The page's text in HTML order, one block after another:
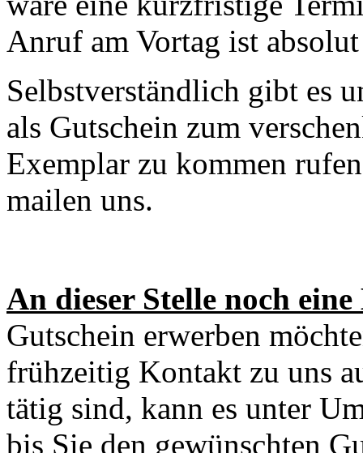
Anruf am Vortag ist
Selbstverständlich gibt es
als Gutschein zum
Exemplar zu kommen
mailen uns.
An dieser Stelle noch
Gutschein erwerben
frühzeitig Kontakt zu uns
tätig sind, kann es unter
bis Sie den gewünschten